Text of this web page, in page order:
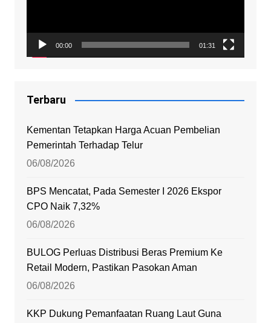
00:00 01:31
Terbaru
Kementan Tetapkan Harga Acuan Pembelian
Pemerintah Terhadap Telur
06/08/2026
BPS Mencatat, Pada Semester I 2026 Ekspor
CPO Naik 7,32%
06/08/2026
BULOG Perluas Distribusi Beras Premium Ke
Retail Modern, Pastikan Pasokan Aman
06/08/2026
KKP Dukung Pemanfaatan Ruang Laut Guna